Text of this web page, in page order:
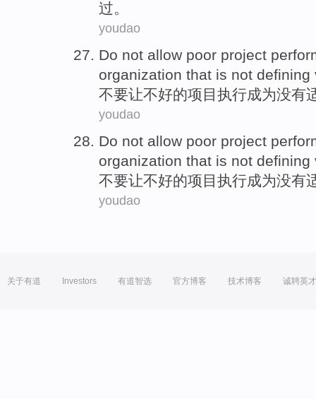
过。
youdao
Do not allow poor project
organization that is not defining
不要让不好的项目执行成为没有
youdao
Do not allow poor project
organization that is not defining
不要让不好的项目执行成为没有
youdao
关于有道 Investors 有道智选 官方博客 技术博客 诚聘英才